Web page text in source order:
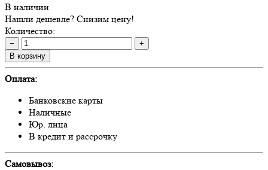
В наличии
Нашли дешевле? Снизим цену!
Количество:
−
+
В корзину
Оплата:
Банковские карты
Наличные
Юр. лица
В кредит и рассрочку
Самовывоз: